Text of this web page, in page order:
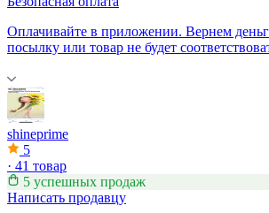
Оплачивайте в приложении. Вернем
посылку или товар не будет
shineprime
5
· 41 товар
5 успешных продаж
Написать продавцу